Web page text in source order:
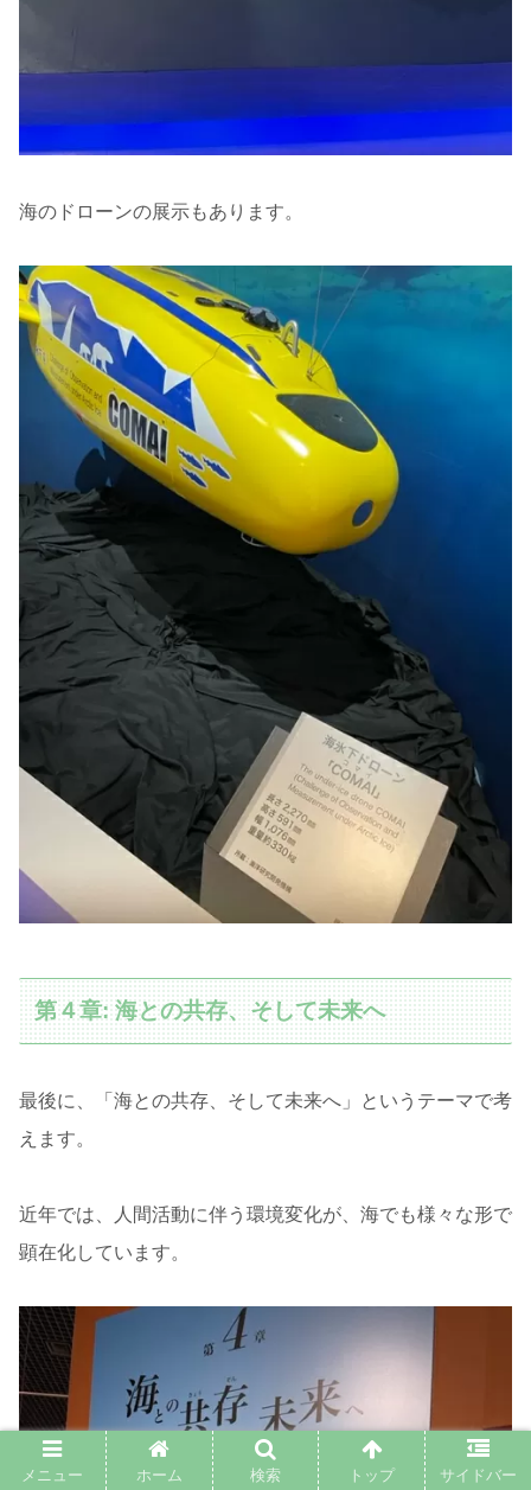
海のドローンの展示もあります。
第４章: 海との共存、そして未来へ
最後に、「海との共存、そして未来へ」というテーマで考
えます。
近年では、人間活動に伴う環境変化が、海でも様々な形で
顕在化しています。
メニュー ホーム 検索 トップ サイドバー